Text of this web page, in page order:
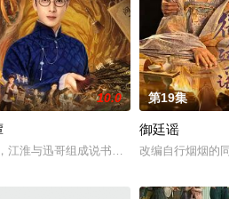
夏忽然对他说：“江逾白，我喜欢
10.0
江淮与迅哥组成说书班子，偶遇“白天人住
第19集
御廷谣
改编自行烟烟的